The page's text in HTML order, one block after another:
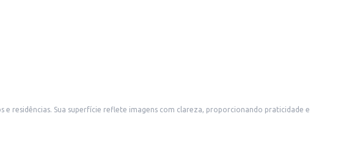
residências. Sua superfície reflete imagens com clareza, proporcionando praticidade e